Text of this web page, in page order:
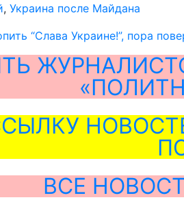
, Украина после Майдана
“Слава Украине!”, пора
ВСЕ